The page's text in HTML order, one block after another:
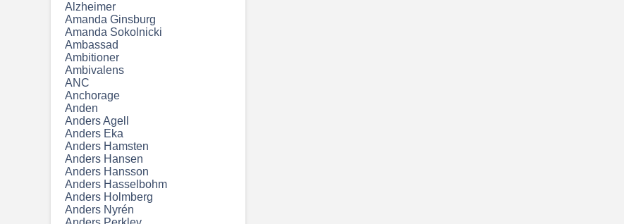
Alzheimer
Amanda Ginsburg
Amanda Sokolnicki
Ambassad
Ambitioner
Ambivalens
ANC
Anchorage
Anden
Anders Agell
Anders Eka
Anders Hamsten
Anders Hansen
Anders Hansson
Anders Hasselbohm
Anders Holmberg
Anders Nyrén